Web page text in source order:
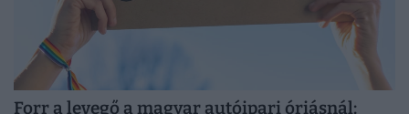
Forr a levegő a magyar autóipari óriásnál: